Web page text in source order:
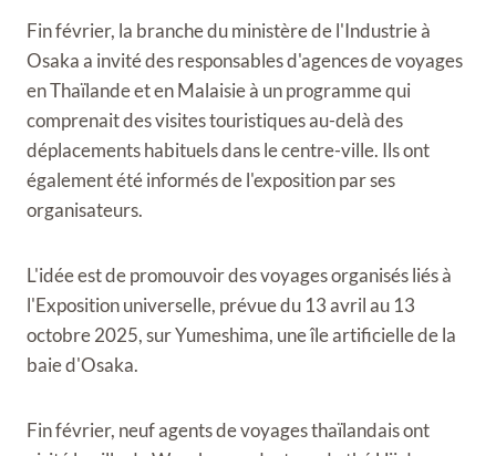
Fin février, la branche du ministère de l'Industrie à
Osaka a invité des responsables d'agences de voyages
en Thaïlande et en Malaisie à un programme qui
comprenait des visites touristiques au-delà des
déplacements habituels dans le centre-ville. Ils ont
également été informés de l'exposition par ses
organisateurs.
L'idée est de promouvoir des voyages organisés liés à
l'Exposition universelle, prévue du 13 avril au 13
octobre 2025, sur Yumeshima, une île artificielle de la
baie d'Osaka.
Fin février, neuf agents de voyages thaïlandais ont